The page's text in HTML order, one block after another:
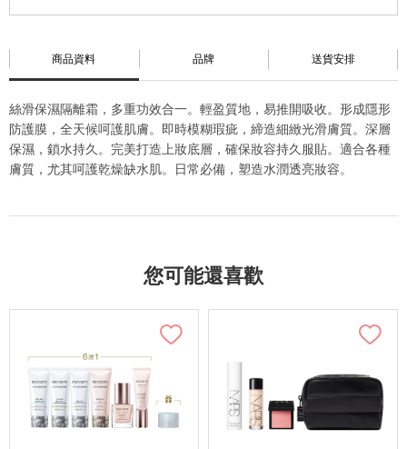
商品資料 品牌 送貨安排
絲滑保濕隔離霜，多重功效合一。輕盈質地，易推開吸收。形成隱形
防護膜，全天候呵護肌膚。即時模糊瑕疵，締造細緻光滑膚質。深層
保濕，鎖水持久。完美打造上妝底層，確保妝容持久服貼。適合各種
膚質，尤其呵護乾燥缺水肌。日常必備，塑造水潤透亮妝容。
您可能還喜歡